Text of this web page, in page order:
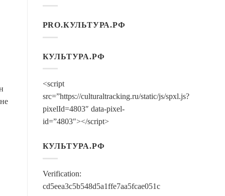
PRO.КУЛЬТУРА.РФ
КУЛЬТУРА.РФ
<script
src=”https://culturaltracking.ru/static/js/spxl.js?
pixelId=4803″ data-pixel-
id=”4803″></script>
КУЛЬТУРА.РФ
Verification:
cd5eea3c5b548d5a1ffe7aa5fcae051c